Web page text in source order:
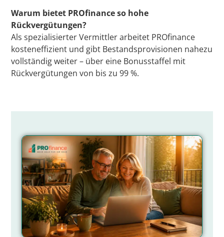
Warum bietet PROfinance so hohe
Rückvergütungen?
Als spezialisierter Vermittler arbeitet PROfinance
kosteneffizient und gibt Bestandsprovisionen nahezu
vollständig weiter – über eine Bonusstaffel mit
Rückvergütungen von bis zu 99 %.